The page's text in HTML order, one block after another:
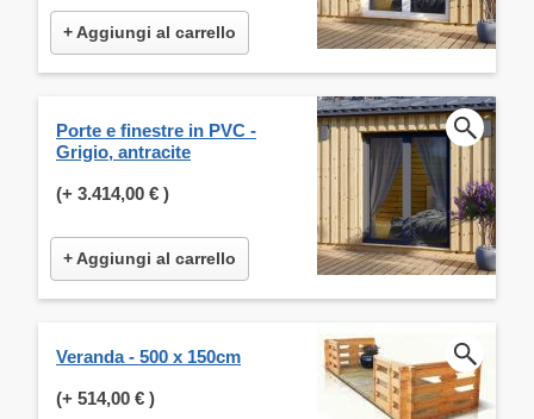
+ Aggiungi al carrello
Porte e finestre in PVC -
Grigio, antracite
(+ 3.414,00 € )
+ Aggiungi al carrello
Veranda - 500 x 150cm
(+ 514,00 € )